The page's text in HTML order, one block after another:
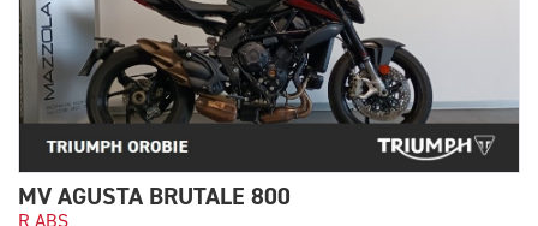
MV AGUSTA BRUTALE 800